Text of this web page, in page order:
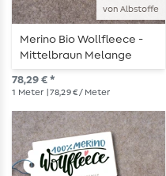
von Albstoffe
Merino Bio Wollfleece -
Mittelbraun Melange
78,29 € *
1 Meter | 78,29 € / Meter